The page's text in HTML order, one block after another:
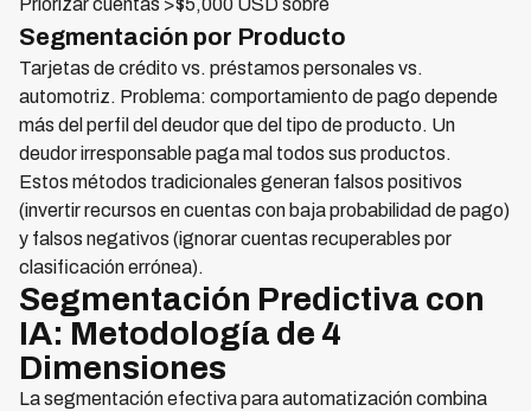
Priorizar cuentas >$5,000 USD sobre
Segmentación por Producto
Tarjetas de crédito vs. préstamos personales vs.
automotriz. Problema: comportamiento de pago depende
más del perfil del deudor que del tipo de producto. Un
deudor irresponsable paga mal todos sus productos.
Estos métodos tradicionales generan falsos positivos
(invertir recursos en cuentas con baja probabilidad de pago)
y falsos negativos (ignorar cuentas recuperables por
clasificación errónea).
Segmentación Predictiva con
IA: Metodología de 4
Dimensiones
La segmentación efectiva para automatización combina